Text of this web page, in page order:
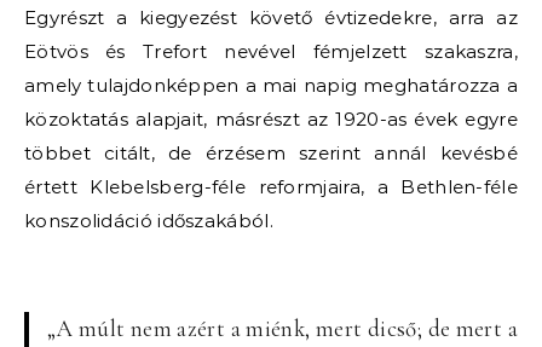
Egyrészt a kiegyezést követő évtizedekre, arra az
Eötvös és Trefort nevével fémjelzett szakaszra,
amely tulajdonképpen a mai napig meghatározza a
közoktatás alapjait, másrészt az 1920-as évek egyre
többet citált, de érzésem szerint annál kevésbé
értett Klebelsberg-féle reformjaira, a Bethlen-féle
konszolidáció időszakából.
„A múlt nem azért a miénk, mert dicső; de mert a